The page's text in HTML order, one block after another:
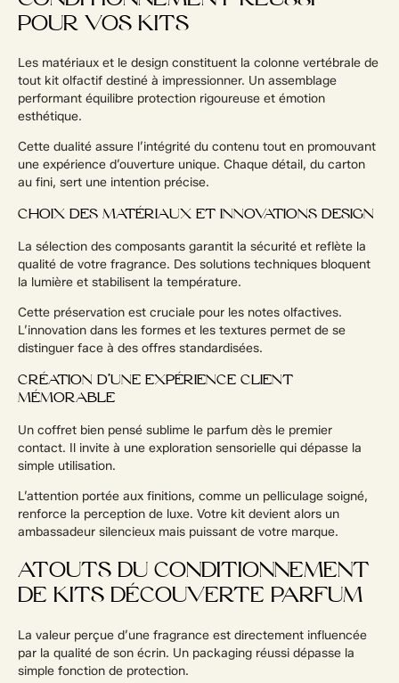
POUR VOS KITS
Les matériaux et le design constituent la colonne vertébrale de
tout kit olfactif destiné à impressionner. Un assemblage
performant équilibre protection rigoureuse et émotion
esthétique.
Cette dualité assure l’intégrité du contenu tout en promouvant
une expérience d’ouverture unique. Chaque détail, du carton
au fini, sert une intention précise.
CHOIX DES MATÉRIAUX ET INNOVATIONS DESIGN
La sélection des composants garantit la sécurité et reflète la
qualité de votre fragrance. Des solutions techniques bloquent
la lumière et stabilisent la température.
Cette préservation est cruciale pour les notes olfactives.
L’innovation dans les formes et les textures permet de se
distinguer face à des offres standardisées.
CRÉATION D’UNE EXPÉRIENCE CLIENT
MÉMORABLE
Un coffret bien pensé sublime le parfum dès le premier
contact. Il invite à une exploration sensorielle qui dépasse la
simple utilisation.
L’attention portée aux finitions, comme un pelliculage soigné,
renforce la perception de luxe. Votre kit devient alors un
ambassadeur silencieux mais puissant de votre marque.
ATOUTS DU CONDITIONNEMENT
DE KITS DÉCOUVERTE PARFUM
La valeur perçue d’une fragrance est directement influencée
par la qualité de son écrin. Un packaging réussi dépasse la
simple fonction de protection.